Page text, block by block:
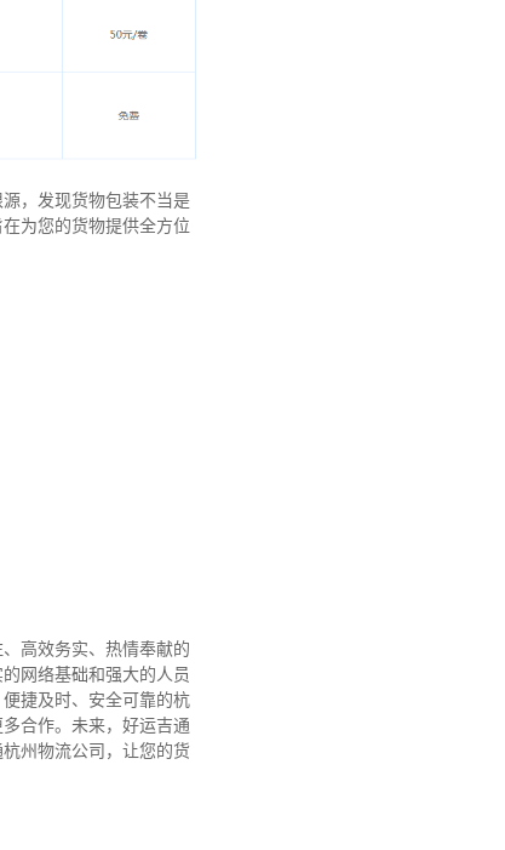
，发现货物包装不当是
为您的货物提供全方位
高效务实、热情奉献的
网络基础和强大的人员
捷及时、安全可靠的杭
合作。 未来，好运吉通
州物流公司，让您的货